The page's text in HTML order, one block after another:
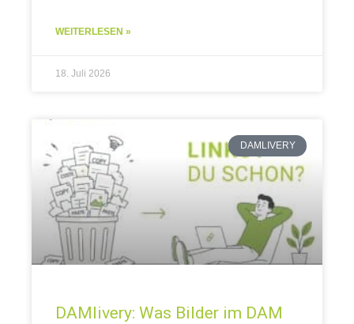
WEITERLESEN »
18. Juli 2026
DAMLIVERY
DAMlivery: Was Bilder im DAM